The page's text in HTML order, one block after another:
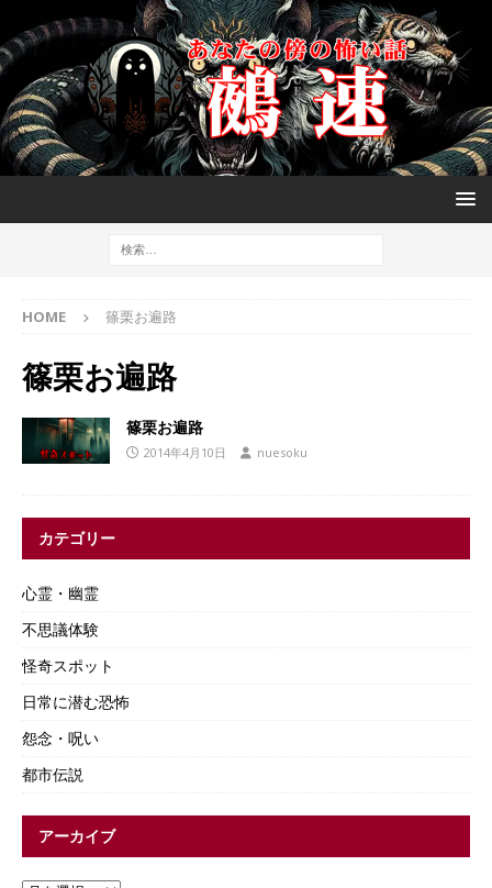
HOME 篠栗お遍路
篠栗お遍路
篠栗お遍路
2014年4月10日 nuesoku
カテゴリー
心霊・幽霊
不思議体験
怪奇スポット
日常に潜む恐怖
怨念・呪い
都市伝説
アーカイブ